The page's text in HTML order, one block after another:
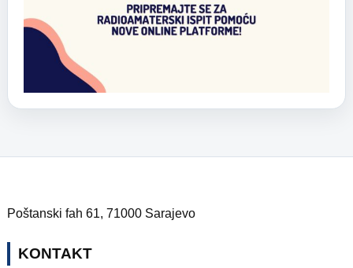
Poštanski fah 61, 71000 Sarajevo
KONTAKT